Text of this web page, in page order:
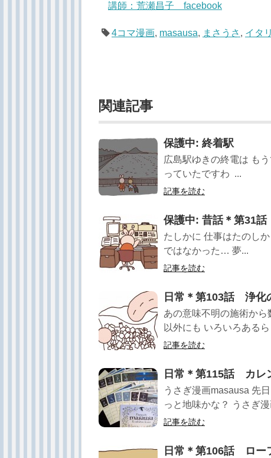
講師：荒瀬昌子 facebook
4コマ漫画, masausa, まさうさ , イタ
関連記事
保護中: 終着駅
広島駅ゆきの終電は も
っていたですわ  ...
記事を読む
保護中: 昔話＊第31
たしかに 仕事はたのし
ではなかった… 夢...
記事を読む
日常＊第103話 浄化
あの意味不明の施術か
以外にも いろいろある
記事を読む
日常＊第115話 カレ
うさぎ漫画masausa 先
っと地味かな？ うさぎ
記事を読む
日常＊第106話 ロー